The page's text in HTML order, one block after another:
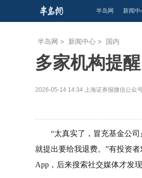
半岛网 新闻中
半岛网 > 新闻中心 > 国内
多家机构提
2026-05-14 14:34 上海证券报微信公众
“太真实了，冒充基金公
就提出要给我退费。”有投资
App，后来搜索社交媒体才发